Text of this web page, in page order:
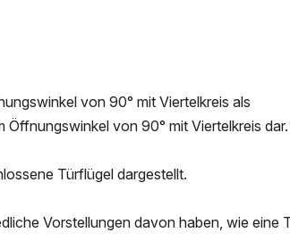
von 90° mit Viertelkreis als
von 90° mit Viertelkreis dar.
Türflügel dargestellt.
Vorstellungen davon haben, wie eine